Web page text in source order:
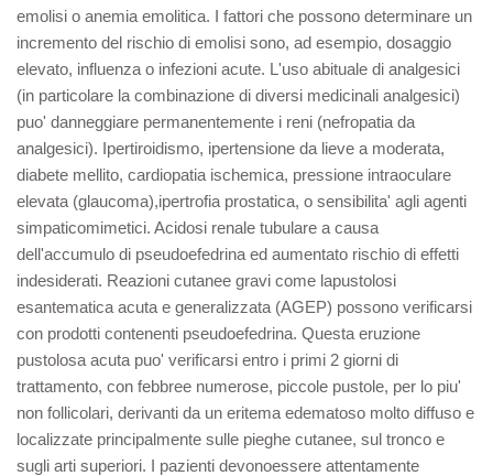
emolisi o anemia emolitica. I fattori che possono determinare un
incremento del rischio di emolisi sono, ad esempio, dosaggio
elevato, influenza o infezioni acute. L'uso abituale di analgesici
(in particolare la combinazione di diversi medicinali analgesici)
puo' danneggiare permanentemente i reni (nefropatia da
analgesici). Ipertiroidismo, ipertensione da lieve a moderata,
diabete mellito, cardiopatia ischemica, pressione intraoculare
elevata (glaucoma),ipertrofia prostatica, o sensibilita' agli agenti
simpaticomimetici. Acidosi renale tubulare a causa
dell'accumulo di pseudoefedrina ed aumentato rischio di effetti
indesiderati. Reazioni cutanee gravi come lapustolosi
esantematica acuta e generalizzata (AGEP) possono verificarsi
con prodotti contenenti pseudoefedrina. Questa eruzione
pustolosa acuta puo' verificarsi entro i primi 2 giorni di
trattamento, con febbree numerose, piccole pustole, per lo piu'
non follicolari, derivanti da un eritema edematoso molto diffuso e
localizzate principalmente sulle pieghe cutanee, sul tronco e
sugli arti superiori. I pazienti devonoessere attentamente